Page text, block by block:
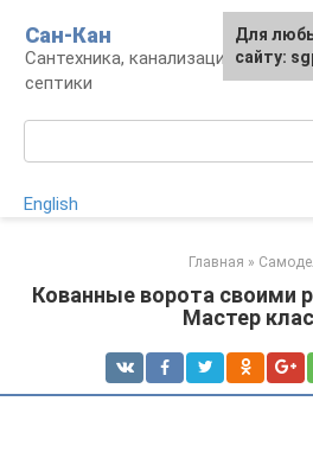
контенту
Сан-Кан
Сантехника, канализация,
септики
English
Главная »
Кованные ворота своими
Мастер
Для
сайту: